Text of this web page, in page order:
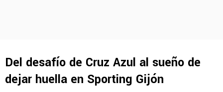
Del desafío de Cruz Azul al sueño de
dejar huella en Sporting Gijón